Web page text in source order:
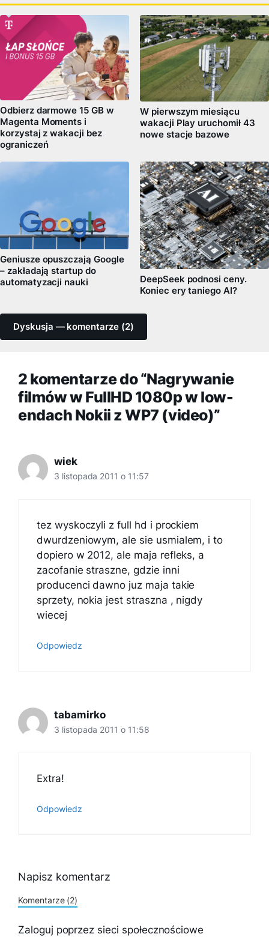
Odbierz darmowe 15 GB w
Magenta Moments i
korzystaj z wakacji bez
ograniczeń
W pierwszym miesiącu
wakacji Play uruchomił 43
nowe stacje bazowe
Geniusze opuszczają Google
– zakładają startup do
automatyzacji nauki
DeepSeek podnosi ceny.
Koniec ery taniego AI?
Dyskusja — komentarze (2)
2 komentarze do “Nagrywanie
filmów w FullHD 1080p w low-
endach Nokii z WP7 (video)”
wiek
3 listopada 2011 o 11:57
tez wyskoczyli z full hd i prockiem
dwurdzeniowym, ale sie usmialem, i to
dopiero w 2012, ale maja refleks, a
zacofanie straszne, gdzie inni
producenci dawno juz maja takie
sprzety, nokia jest straszna , nigdy
wiecej
Odpowiedz
tabamirko
3 listopada 2011 o 11:58
Extra!
Odpowiedz
Napisz komentarz
Komentarze (2)
Zaloguj poprzez sieci społecznościowe